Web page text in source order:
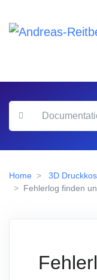
Home 3D
Fehlerlog finden